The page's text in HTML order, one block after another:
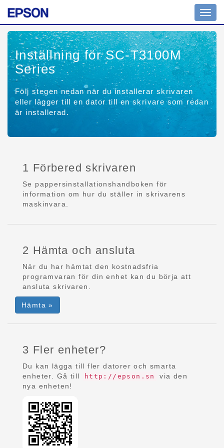
Inställning för SC-T3100M
Series
Följ stegen nedan när du installerar skrivaren
eller lägger till en dator till en skrivare som redan
är installerad.
1 Förbered skrivaren
Se pappersinstallationshandboken för
information om hur du ställer in skrivarens
maskinvara.
2 Hämta och ansluta
När du har hämtat den kostnadsfria
programvaran för din enhet kan du börja att
ansluta skrivaren.
Hämta »
3 Fler enheter?
Du kan lägga till fler datorer och smarta
enheter. Gå till
http://epson.sn
via den
nya enheten!